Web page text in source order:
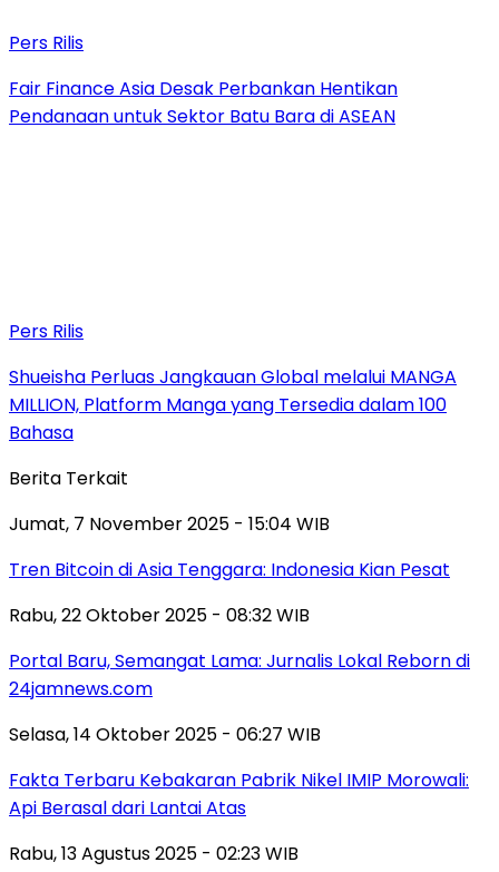
Pers Rilis
Fair Finance Asia Desak Perbankan Hentikan
Pendanaan untuk Sektor Batu Bara di ASEAN
Pers Rilis
Shueisha Perluas Jangkauan Global melalui MANGA
MILLION, Platform Manga yang Tersedia dalam 100
Bahasa
Berita Terkait
Jumat, 7 November 2025 - 15:04 WIB
Tren Bitcoin di Asia Tenggara: Indonesia Kian Pesat
Rabu, 22 Oktober 2025 - 08:32 WIB
Portal Baru, Semangat Lama: Jurnalis Lokal Reborn di
24jamnews.com
Selasa, 14 Oktober 2025 - 06:27 WIB
Fakta Terbaru Kebakaran Pabrik Nikel IMIP Morowali:
Api Berasal dari Lantai Atas
Rabu, 13 Agustus 2025 - 02:23 WIB